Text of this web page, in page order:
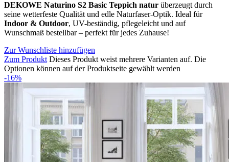
DEKOWE Naturino S2 Basic Teppich natur überzeugt durch
seine wetterfeste Qualität und edle Naturfaser-Optik. Ideal für
Indoor & Outdoor, UV-beständig, pflegeleicht und auf
Wunschmaß bestellbar – perfekt für jedes Zuhause!
Zur Wunschliste hinzufügen
Zum Produkt Dieses Produkt weist mehrere Varianten auf. Die
Optionen können auf der Produktseite gewählt werden
-16%